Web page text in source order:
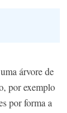
árvore de
por exemplo
por forma a